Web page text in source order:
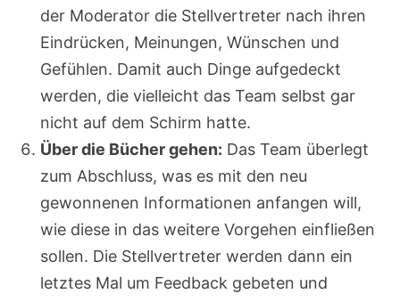
der Moderator die Stellvertreter nach ihren
Eindrücken, Meinungen, Wünschen und
Gefühlen. Damit auch Dinge aufgedeckt
werden, die vielleicht das Team selbst gar
nicht auf dem Schirm hatte.
Über die Bücher gehen: Das Team überlegt
zum Abschluss, was es mit den neu
gewonnenen Informationen anfangen will,
wie diese in das weitere Vorgehen einfließen
sollen. Die Stellvertreter werden dann ein
letztes Mal um Feedback gebeten und